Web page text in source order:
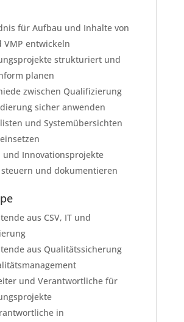
für Aufbau und Inhalte von
VMP entwickeln
strukturiert und
planen
zwischen Qualifizierung
sicher anwenden
und Systemübersichten
und Innovationsprojekte
und dokumentieren
aus CSV, IT und
aus Qualitätssicherung
und Verantwortliche für
in